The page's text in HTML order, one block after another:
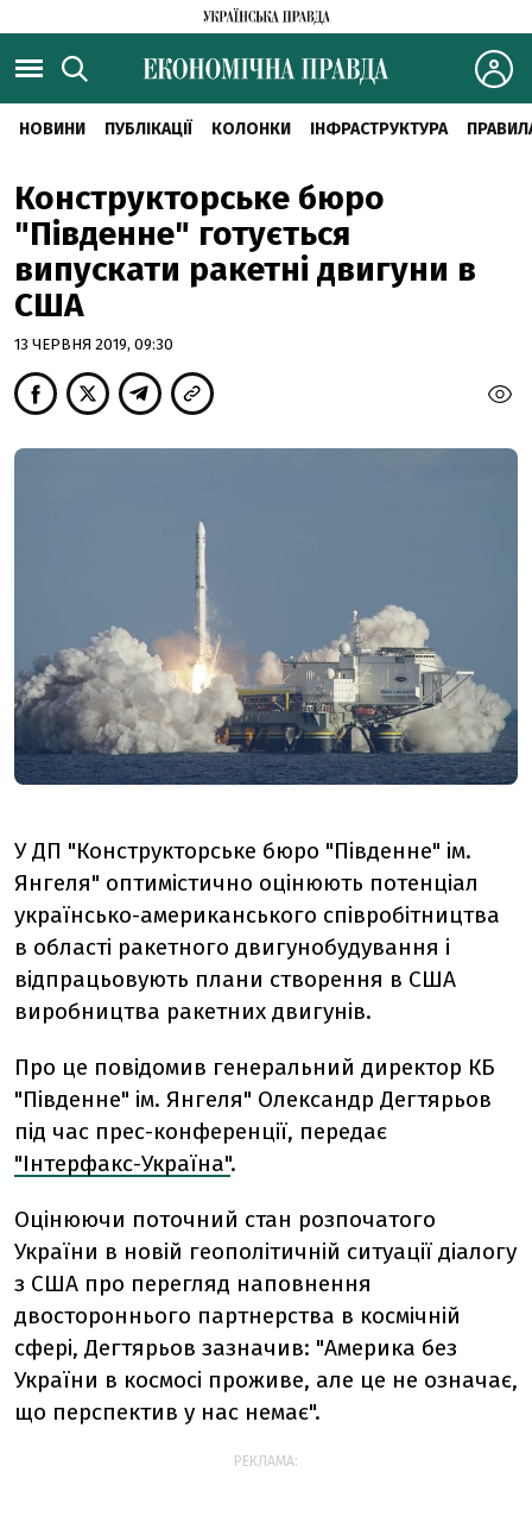
НОВИНИ ПУБЛІКАЦІЇ КОЛОНКИ ІНФРАСТРУКТУРА
Конструкторське бюро
"Південне" готується
випускати ракетні двигуни в
США
13 ЧЕРВНЯ 2019, 09:30
У ДП "Конструкторське бюро "Південне" ім.
Янгеля" оптимістично оцінюють потенціал
українсько-американського співробітництва
в області ракетного двигунобудування і
відпрацьовують плани створення в США
виробництва ракетних двигунів.
Про це повідомив генеральний директор КБ
"Південне" ім. Янгеля" Олександр Дегтярьов
під час прес-конференції, передає
"Інтерфакс-Україна".
Оцінюючи поточний стан розпочатого
України в новій геополітичній ситуації діалогу
з США про перегляд наповнення
двостороннього партнерства в космічній
сфері, Дегтярьов зазначив: "Америка без
України в космосі проживе, але це не означає,
що перспектив у нас немає".
РЕКЛАМА: